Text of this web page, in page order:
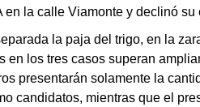
en la calle Viamonte y declinó su
la paja del trigo, en la
en los tres casos superan
presentarán solamente la
candidatos, mientras que el